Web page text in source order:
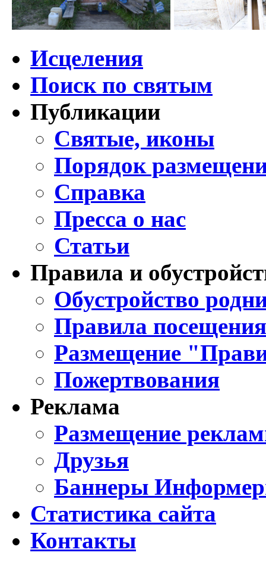
Исцеления
Поиск по святым
Публикации
Святые, иконы
Порядок
Справка
Пресса о нас
Статьи
Правила и
Обустройство
Правила
Размещение
Пожертвования
Реклама
Размещение
Друзья
Баннеры
Статистика сайта
Контакты